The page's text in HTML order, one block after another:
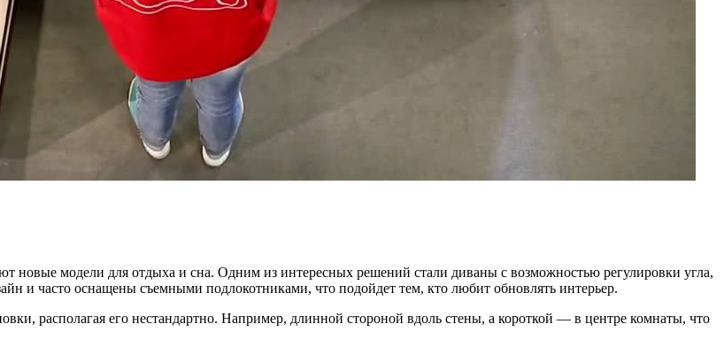
новые модели для отдыха и сна. Одним из интересных решений стали диваны с возможностью регулировки угла,
и часто оснащены съемными подлокотниками, что подойдет тем, кто любит обновлять интерьер.
располагая его нестандартно. Например, длинной стороной вдоль стены, а короткой — в центре комнаты, что